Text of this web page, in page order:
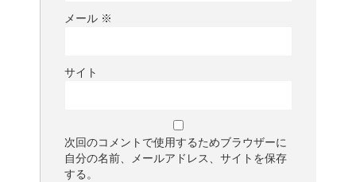
メール ※
サイト
次回のコメントで使用するためブラウザーに
自分の名前、メールアドレス、サイトを保存
する。